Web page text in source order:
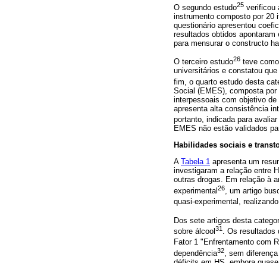
O segundo estudo25 verificou
instrumento composto por 20
questionário apresentou
resultados obtidos
para mensurar o constructo
O terceiro estudo26 teve
universitários e constatou
fim, o quarto estudo desta
Social (EMES), composta
interpessoais com objetivo
apresenta alta consistência
portanto, indicada para
EMES não estão validados
Habilidades sociais e
A Tabela 1 apresenta um
investigaram a relação entre
outras drogas. Em relação à
experimental26 , um artigo
quasi-experimental,
Dos sete artigos desta
sobre álcool 31
. Os
Fator 1 "Enfrentamento com
dependência32
, sem